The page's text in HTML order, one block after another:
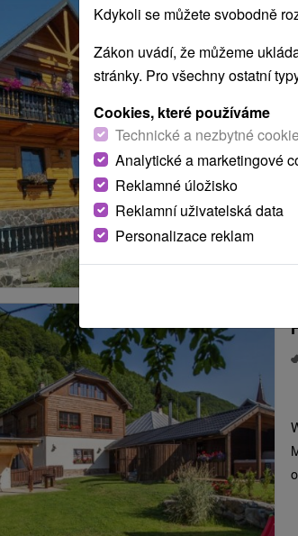
Kdykoli se můžete svobodně
Zákon uvádí, že můžeme
stránky. Pro všechny ostatní
Cookies, které používáme
Technické a nezbytné
Analytické a marketingové
Reklamné úložisko
Reklamní uživatelská data
Personalizace reklam